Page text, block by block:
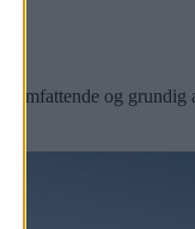
omfattende og grundig